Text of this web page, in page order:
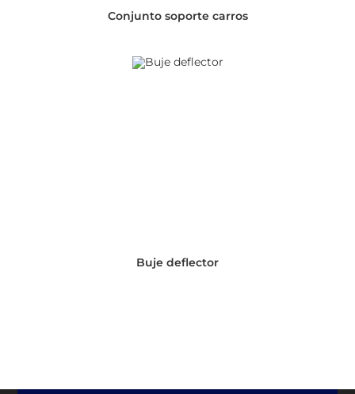
Conjunto soporte carros
Buje deflector